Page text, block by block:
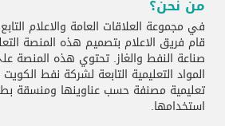
​من نحن؟​
في مجموعة العلاقات العامة والاعلام
قام فريق الاعلام بتصميم هذه المنصة
صناعة النفط والغاز. تحتوي هذه المنصة
المواد التعليمية التابعة لشركة نفط
تعليمية مصنفة حسب عناوينها ومنسقة
استخدامها.